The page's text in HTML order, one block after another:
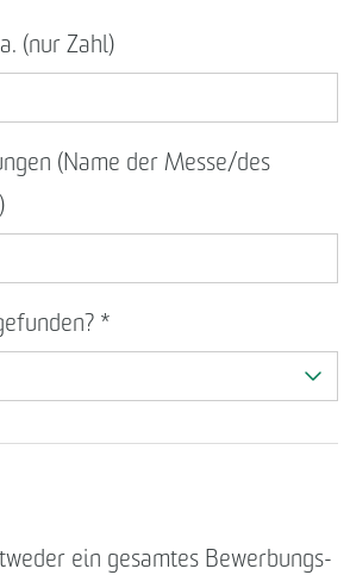
(nur Zahl)
(Name der Messe/des
*
ein gesamtes Bewerbungs-